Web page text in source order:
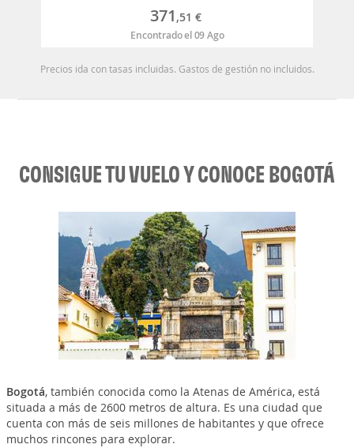
371 ,51 €
Encontrado el 09 Ago
Precios ida con tasas incluidas. Gastos de gestión no incluidos.
CONSIGUE TU VUELO Y CONOCE BOGOTÁ
Bogotá, también conocida como la Atenas de América, está
situada a más de 2600 metros de altura. Es una ciudad que
cuenta con más de seis millones de habitantes y que ofrece
muchos rincones para explorar.